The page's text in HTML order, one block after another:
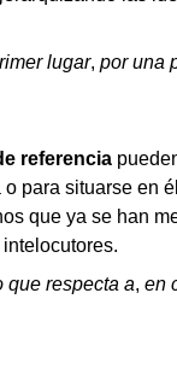
lugar,por una
referencia
o para situarse en
que ya se han
que respecta a,en